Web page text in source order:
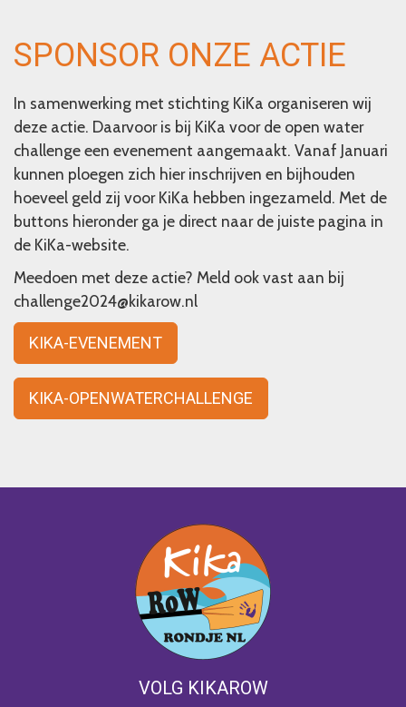
SPONSOR ONZE ACTIE
In samenwerking met stichting KiKa organiseren wij
deze actie. Daarvoor is bij KiKa voor de open water
challenge een evenement aangemaakt. Vanaf Januari
kunnen ploegen zich hier inschrijven en bijhouden
hoeveel geld zij voor KiKa hebben ingezameld. Met de
buttons hieronder ga je direct naar de juiste pagina in
de KiKa-website.
Meedoen met deze actie? Meld ook vast aan bij
challenge2024@kikarow.nl
KIKA-EVENEMENT
KIKA-OPENWATERCHALLENGE
VOLG KIKAROW